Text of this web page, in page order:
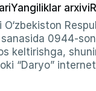
Yangiliklar arxivi
0944-
keltirishga,
“Daryo”